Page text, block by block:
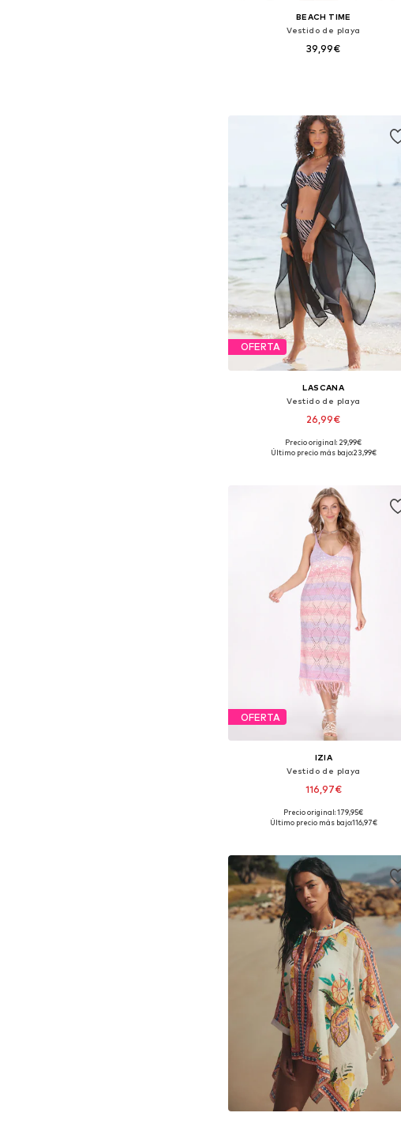
BEACH TIME
Vestido de playa
39,99€
OFERTA
LASCANA
Vestido de playa
26,99€
Tallas disponibles: 38
Precio original: 29,99€
Último precio más bajo:23,99€
OFERTA
IZIA
Vestido de playa
116,97€
Tallas disponibles: 36-38, 40-42, 44-46
Precio original: 179,95€
Último precio más bajo:116,97€